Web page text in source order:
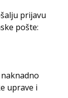
prijavu
pošte:
uprave i